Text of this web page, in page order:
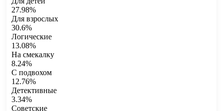
27.98%
Для взрослых
30.6%
Логические
13.08%
На смекалку
8.24%
С подвохом
12.76%
Детективные
3.34%
Советские